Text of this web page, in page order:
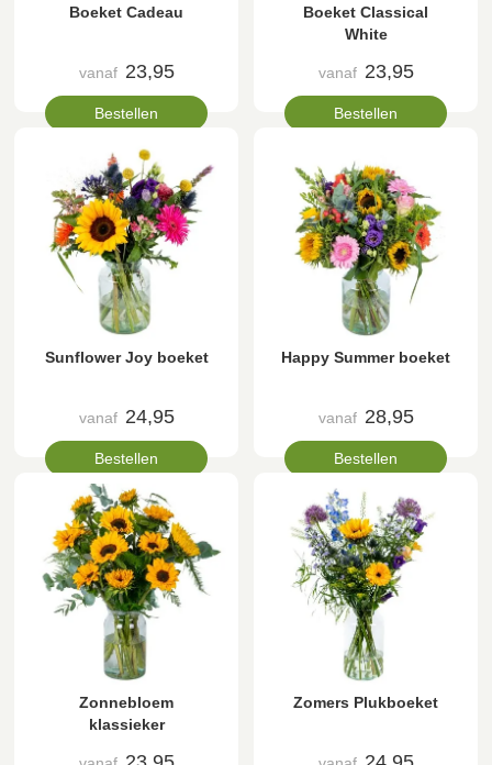
Boeket Cadeau
vanaf 23,95
Bestellen
Boeket Classical
White
vanaf 23,95
Bestellen
Sunflower Joy boeket
vanaf 24,95
Bestellen
Happy Summer boeket
vanaf 28,95
Bestellen
Zonnebloem
klassieker
Zomers Plukboeket